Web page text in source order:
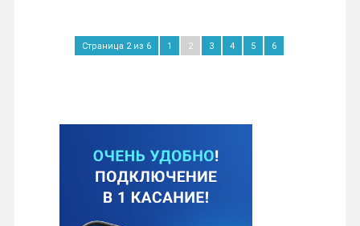
Страница 2 из 6 1 2 3 4 5 6